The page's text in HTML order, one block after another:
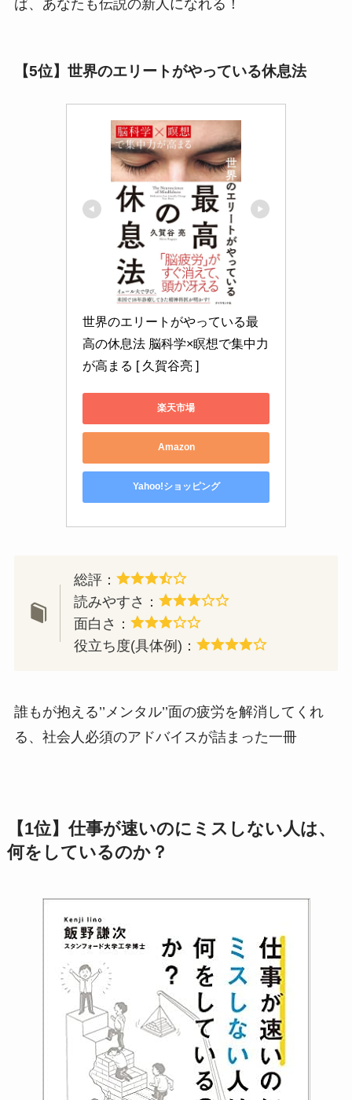
ば、あなたも伝説の新人になれる！
【5位】世界のエリートがやっている休息法
世界のエリートがやっている最
高の休息法 脳科学×瞑想で集中力
が高まる [ 久賀谷亮 ]
楽天市場
Amazon
Yahoo!ショッピング
総評：
読みやすさ：
面白さ：
役立ち度(具体例)：
誰もが抱える’’メンタル’’面の疲労を解消してくれ
る、社会人必須のアドバイスが詰まった一冊
【1位】仕事が速いのにミスしない人は、
何をしているのか？